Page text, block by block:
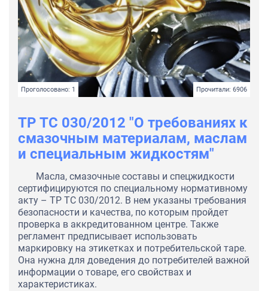
Проголосовано: 1 Прочитали: 6906
ТР ТС 030/2012 "О требованиях к
смазочным материалам, маслам
и специальным жидкостям"
Масла, смазочные составы и спецжидкости
сертифицируются по специальному нормативному
акту – ТР ТС 030/2012. В нем указаны требования
безопасности и качества, по которым пройдет
проверка в аккредитованном центре. Также
регламент предписывает использовать
маркировку на этикетках и потребительской таре.
Она нужна для доведения до потребителей важной
информации о товаре, его свойствах и
характеристиках.